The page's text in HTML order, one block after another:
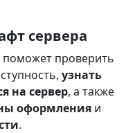
сервера
поможет проверить
узнать
на сервер, а также
оформления и
.